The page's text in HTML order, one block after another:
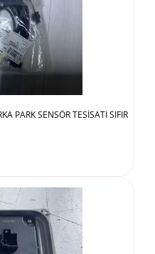
PARK SENSÖR TESİSATI SIFIR